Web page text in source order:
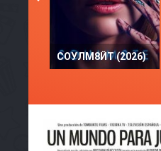
СОУЛМ8ЙТ (2026)